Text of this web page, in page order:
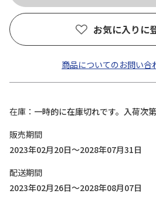
お気に入りに
商品についてのお問い合
在庫
一時的に在庫切れです。入荷次
販売期間
2023年02月20日～2028年07月31日
配送期間
2023年02月26日～2028年08月07日